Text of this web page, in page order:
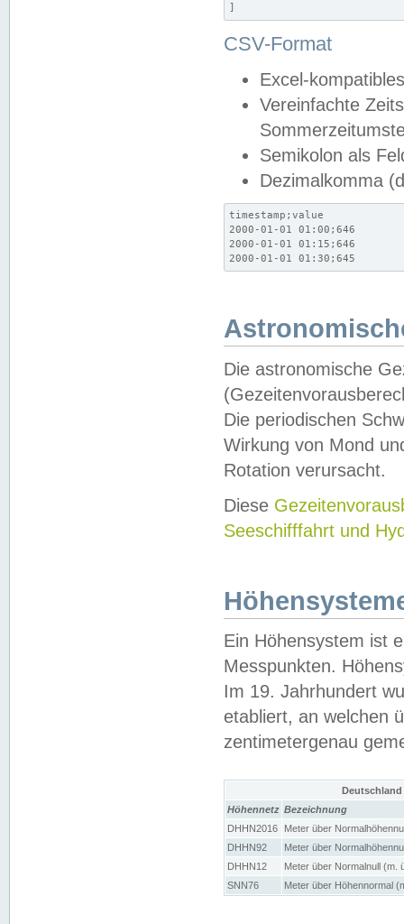
]
CSV-Format
Excel-
Vereinfachte
Semikolon als
Dezimalkomma
timestamp;value
2000-01-01 01:00;646
2000-01-01 01:15;646
2000-01-01 01:30;645
Die astronomische
Die periodischen
Wirkung von Mond
Rotation verursacht.
Diese
Seeschifffahrt und
Ein Höhensystem ist
Messpunkten.
Im 19. Jahrhundert
etabliert, an welchen
zentimetergenau
Höhennetz Bezeichnung
DHHN2016
Meter über
DHHN92
Meter über
DHHN12
Meter über Normalnull (m.
SNN76
Meter über Höhennormal